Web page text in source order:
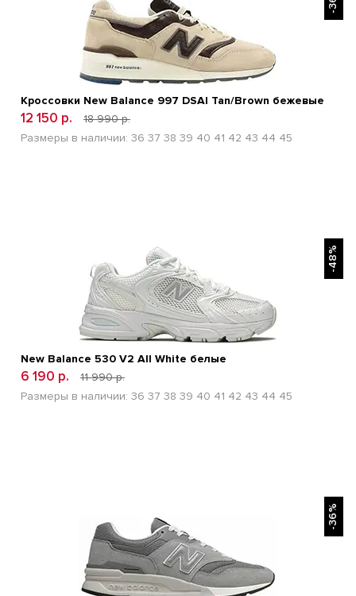
Кроссовки New Balance 997 DSAI Tan/Brown бежевые
12 150 р.
18 990 р.
Размеры в наличии: 36 37 38 39 40 41 42 43 44 45
-48%
New Balance 530 V2 All White белые
6 190 р.
11 990 р.
Размеры в наличии: 36 37 38 39 40 41 42 43 44 45
-36%